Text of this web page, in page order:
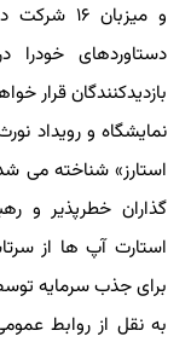
و
دستاوردهای
بازدیدکنندگان قرار
نمایشگاه و رویداد
استارز» شناخته می
گذاران خطرپذیر و
استارت آپ ها از
برای جذب سرمایه
به نقل از روابط